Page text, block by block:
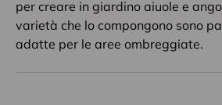
per creare in giardino aiuole e
varietà che lo compongono sono
adatte per le aree ombreggiate.